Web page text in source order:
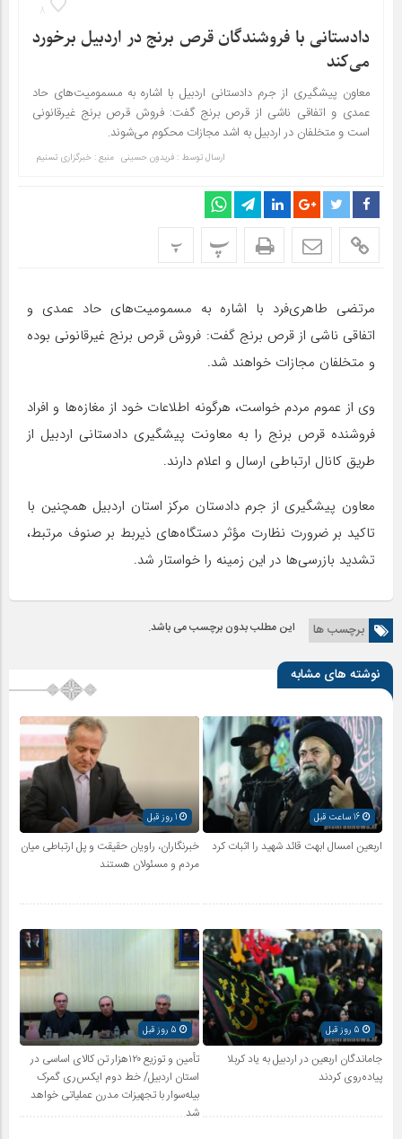
8
دادستانی با فروشندگان قرص برنج در اردبیل برخورد
می‌کند
معاون پیشگیری از جرم دادستانی اردبیل با اشاره به مسمومیت‌های حاد
عمدی و اتفاقی ناشی از قرص برنج گفت: فروش قرص برنج غیرقانونی
است و متخلفان در اردبیل به اشد مجازات محکوم می‌شوند.
ارسال توسط : فریدون حسینی منبع : خبرگزاری تسنیم
پ پ
مرتضی طاهری‌فرد با اشاره به مسمومیت‌های حاد عمدی و
اتفاقی ناشی از قرص برنج گفت: فروش قرص برنج غیرقانونی بوده
و متخلفان مجازات خواهند شد.
وی از عموم مردم خواست، هرگونه اطلاعات خود از مغازه‌ها و افراد
فروشنده قرص برنج را به معاونت پیشگیری دادستانی اردبیل از
طریق کانال ارتباطی ارسال و اعلام دارند.
معاون پیشگیری از جرم دادستان مرکز استان اردبیل همچنین با
تاکید بر ضرورت نظارت مؤثر دستگاه‌های ذیربط بر صنوف مرتبط،
تشدید بازرسی‌ها در این‌ زمینه را خواستار شد.
برچسب ها این مطلب بدون برچسب می باشد.
نوشته های مشابه
16 ساعت قبل
اربعین امسال ابهت قائد شهید را اثبات کرد
خبرنگاران، راویان حقیقت و پل ارتباطی میان
مردم و مسئولان هستند
جاماندگان اربعین در اردبیل به یاد کربلا
پیاده‌روی کردند
تأمین و توزیع ۱۲۰هزار تن کالای اساسی در
استان اردبیل/ خط دوم ایکس‌ری گمرک
بیله‌سوار با تجهیزات مدرن عملیاتی خواهد
شد